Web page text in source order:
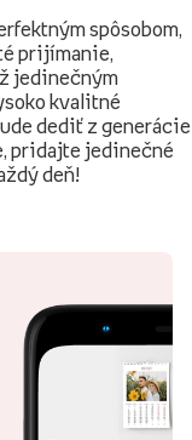
spôsobom,
prijímanie,
jedinečným
kvalitné
dediť z generácie
pridajte jedinečné
deň!